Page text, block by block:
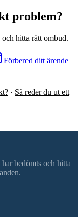
problem?
hitta rätt ombud.
Förbered ditt ärende
· Så reder du ut ett
bedömts och hitta